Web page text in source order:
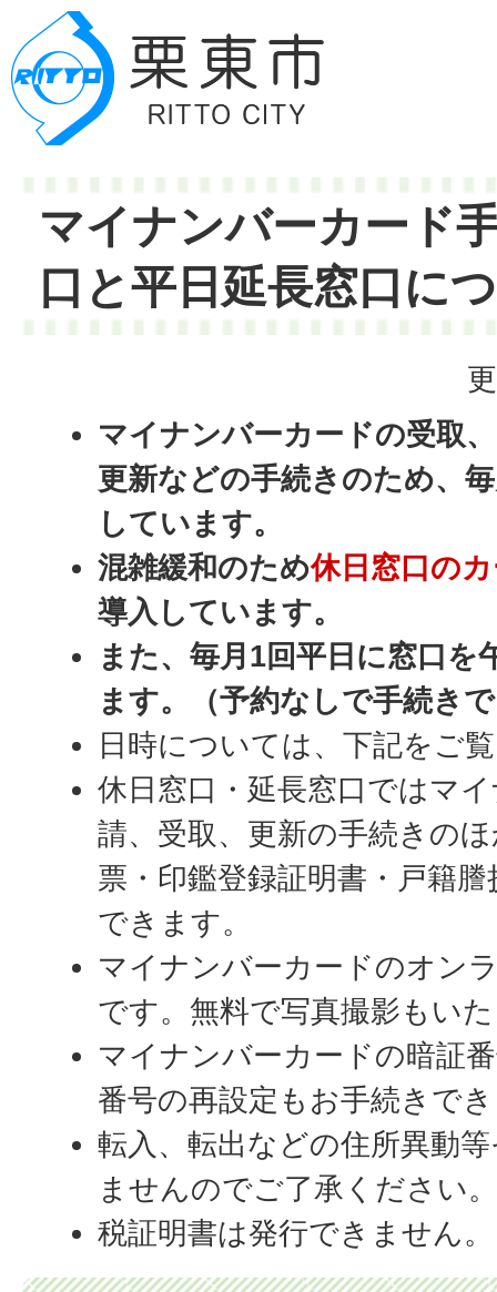
マイナンバーカード
口と平日延長窓口に
マイナンバーカードの受取
更新などの手続きのため、
しています。
混雑緩和のため休日窓口の
導入しています。
また、毎月1回平日に窓口を
ます。（予約なしで手続き
日時については、下記をご
休日窓口・延長窓口ではマ
請、受取、更新の手続きの
票・印鑑登録証明書・戸籍
できます。
マイナンバーカードのオン
です。無料で写真撮影もい
マイナンバーカードの暗証
番号の再設定もお手続きで
転入、転出などの住所異動
ませんのでご了承ください
税証明書は発行できません。